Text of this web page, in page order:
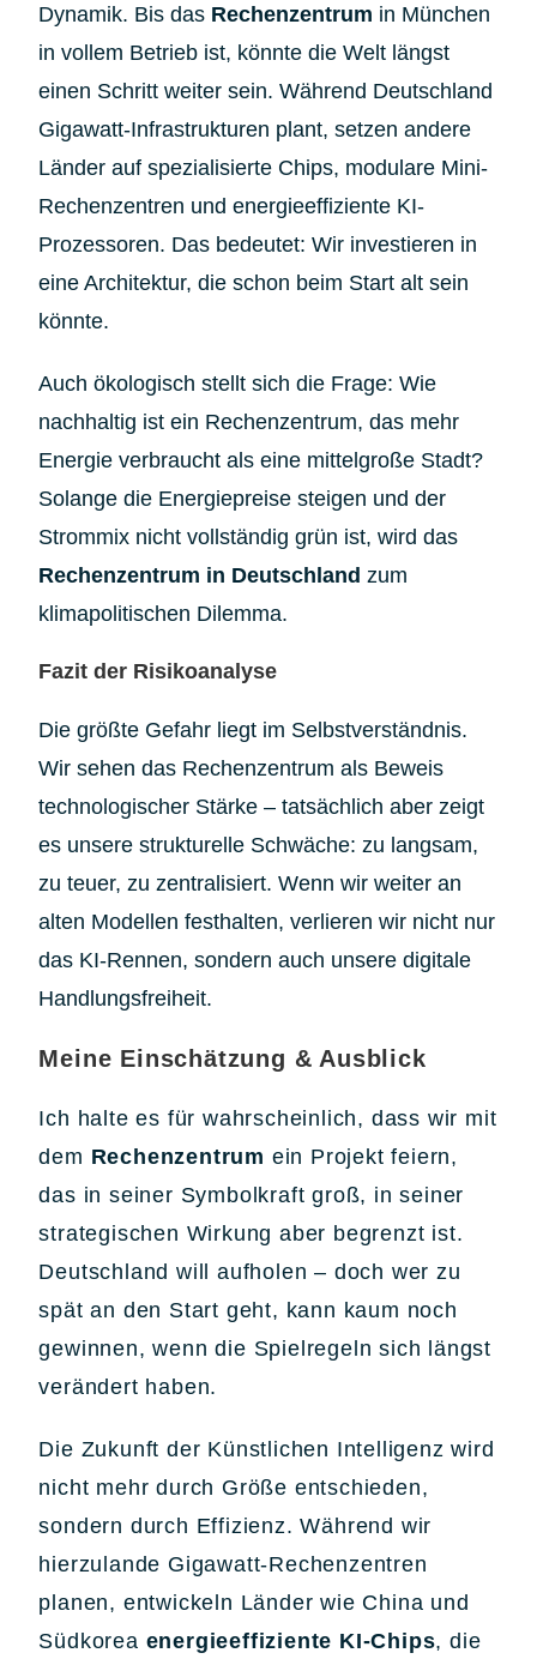
Dynamik. Bis das Rechenzentrum in München
in vollem Betrieb ist, könnte die Welt längst
einen Schritt weiter sein. Während Deutschland
Gigawatt-Infrastrukturen plant, setzen andere
Länder auf spezialisierte Chips, modulare Mini-
Rechenzentren und energieeffiziente KI-
Prozessoren. Das bedeutet: Wir investieren in
eine Architektur, die schon beim Start alt sein
könnte.
Auch ökologisch stellt sich die Frage: Wie
nachhaltig ist ein Rechenzentrum, das mehr
Energie verbraucht als eine mittelgroße Stadt?
Solange die Energiepreise steigen und der
Strommix nicht vollständig grün ist, wird das
Rechenzentrum in Deutschland zum
klimapolitischen Dilemma.
Fazit der Risikoanalyse
Die größte Gefahr liegt im Selbstverständnis.
Wir sehen das Rechenzentrum als Beweis
technologischer Stärke – tatsächlich aber zeigt
es unsere strukturelle Schwäche: zu langsam,
zu teuer, zu zentralisiert. Wenn wir weiter an
alten Modellen festhalten, verlieren wir nicht nur
das KI-Rennen, sondern auch unsere digitale
Handlungsfreiheit.
Meine Einschätzung & Ausblick
Ich halte es für wahrscheinlich, dass wir mit
dem Rechenzentrum ein Projekt feiern,
das in seiner Symbolkraft groß, in seiner
strategischen Wirkung aber begrenzt ist.
Deutschland will aufholen – doch wer zu
spät an den Start geht, kann kaum noch
gewinnen, wenn die Spielregeln sich längst
verändert haben.
Die Zukunft der Künstlichen Intelligenz wird
nicht mehr durch Größe entschieden,
sondern durch Effizienz. Während wir
hierzulande Gigawatt-Rechenzentren
planen, entwickeln Länder wie China und
Südkorea energieeffiziente KI-Chips, die